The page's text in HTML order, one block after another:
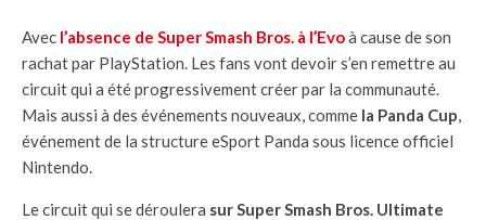
Avec l’absence de Super Smash Bros. à l’Evoà cause de son
rachat par PlayStation. Les fans vont devoir s’en remettre au
circuit qui a été progressivement créer par la communauté.
Mais aussi à des événements nouveaux, comme la Panda Cup,
événement de la structure eSport Panda sous licence officiel
Nintendo.
Le circuit qui se déroulera sur Super Smash Bros. Ultimate